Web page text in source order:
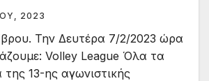
2023
Την Δευτέρα 7/2/2023 ώρα
Volley League Όλα τα
13-ης αγωνιστικής